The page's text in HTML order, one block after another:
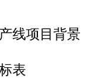
线项目背景
表